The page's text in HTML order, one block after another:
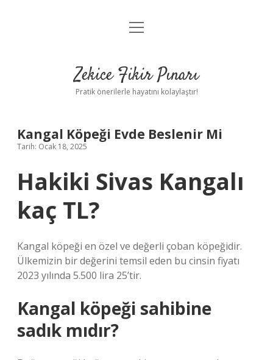
Anasayfa
Yasal Uyarı
menüyü
Zekice Fikir Pınarı
Pratik önerilerle hayatını kolaylaştır!
Kangal Köpeği Evde Beslenir Mi
Tarih: Ocak 18, 2025
Hakiki Sivas Kangalı
kaç TL?
Kangal köpeği en özel ve değerli çoban köpeğidir.
Ülkemizin bir değerini temsil eden bu cinsin fiyatı
2023 yılında 5.500 lira 25’tir.
Kangal köpeği sahibine
sadık mıdır?